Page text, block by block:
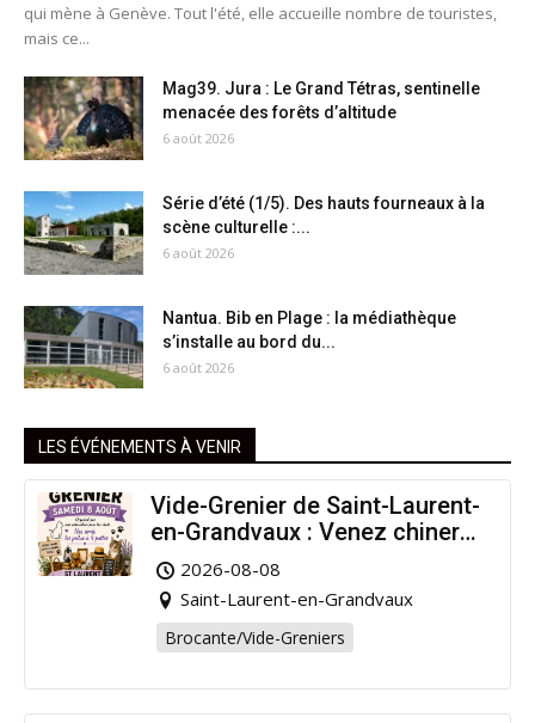
qui mène à Genève. Tout l'été, elle accueille nombre de touristes,
mais ce...
Mag39. Jura : Le Grand Tétras, sentinelle
menacée des forêts d’altitude
6 août 2026
Série d’été (1/5). Des hauts fourneaux à la
scène culturelle :...
6 août 2026
Nantua. Bib en Plage : la médiathèque
s’installe au bord du...
6 août 2026
LES ÉVÉNEMENTS À VENIR
Vide-Grenier de Saint-Laurent-
en-Grandvaux : Venez chiner
pour la bonne cause !
2026-08-08
Saint-Laurent-en-Grandvaux
Brocante/Vide-Greniers